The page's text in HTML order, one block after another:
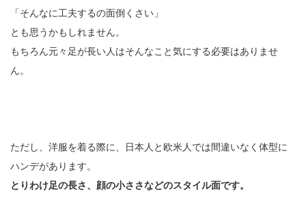
「そんなに工夫するの面倒くさい」
とも思うかもしれません。
もちろん元々足が長い人はそんなこと気にする必要はありませ
ん。
ただし、洋服を着る際に、日本人と欧米人では間違いなく体型に
ハンデがあります。
とりわけ足の長さ、顔の小ささなどのスタイル面です。